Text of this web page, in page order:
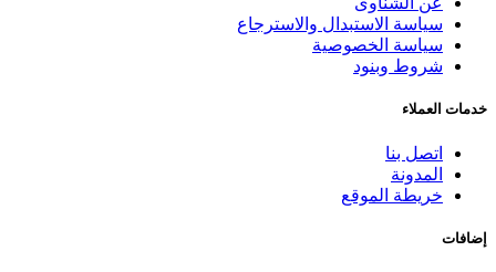
سياسة الاستبدال والاسترجاع
سياسة الخصوصية
شروط وبنود
خدمات العملاء
اتصل بنا
المدونة
خريطة الموقع
إضافات